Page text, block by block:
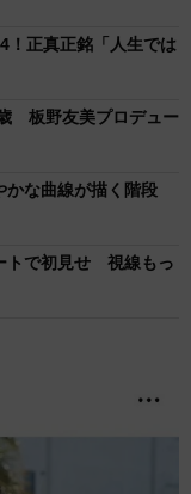
！正真正銘「人生では
板野友美プロデュー
かな曲線が描く階段
トで初見せ 視線もっ